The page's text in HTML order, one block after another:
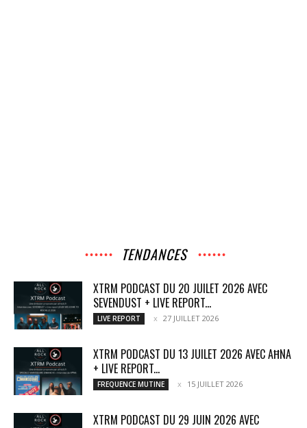
TENDANCES
XTRM PODCAST DU 20 JUILET 2026 AVEC
SEVENDUST + LIVE REPORT...
LIVE REPORT 27 JUILLET 2026
XTRM PODCAST DU 13 JUILET 2026 AVEC AĦNA
+ LIVE REPORT...
FREQUENCE MUTINE 15 JUILLET 2026
XTRM PODCAST DU 29 JUIN 2026 AVEC